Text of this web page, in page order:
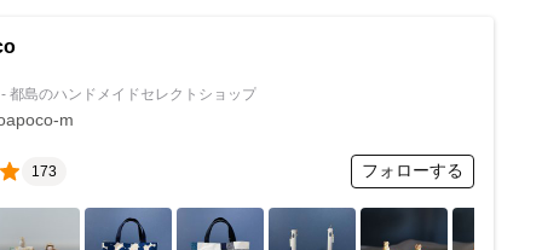
都島のハンドメイドセレクトショップ
m
173 フォローする